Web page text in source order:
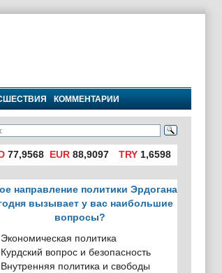
КОММЕНТАРИИ
77,9568 EUR 88,9097 TRY1,6598
направление политики Эрдогана
вызывает у вас наибольшие
вопросы?
Экономическая политика
Курдский вопрос и безопасность
Внутренняя политика и свободы